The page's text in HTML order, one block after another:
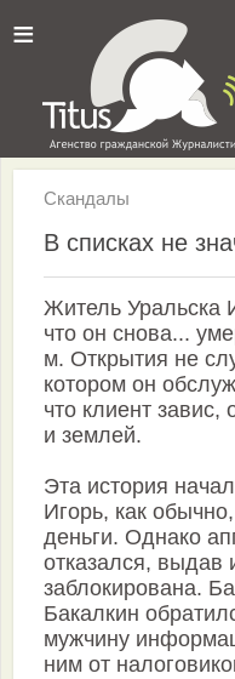
≡
Скандалы
В списках не
Житель Уральска
что он снова...
м. Открытия не
котором он
что клиент
и землей.
Эта история
Игорь, как
деньги. Однако
отказался,
заблокирована.
Бакалкин
мужчину
ним от